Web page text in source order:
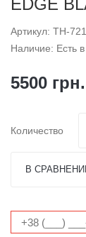
EDGE
Артикул: TH-
Наличие: Есть
5500 грн.
Количество
В